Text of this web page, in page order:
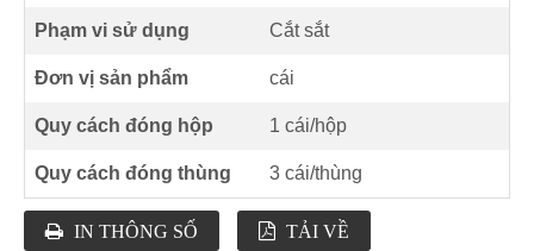
Phạm vi sử dụng Cắt sắt
Đơn vị sản phẩm cái
Quy cách đóng hộp 1 cái/hộp
Quy cách đóng thùng 3 cái/thùng
IN THÔNG SỐ TẢI VỀ